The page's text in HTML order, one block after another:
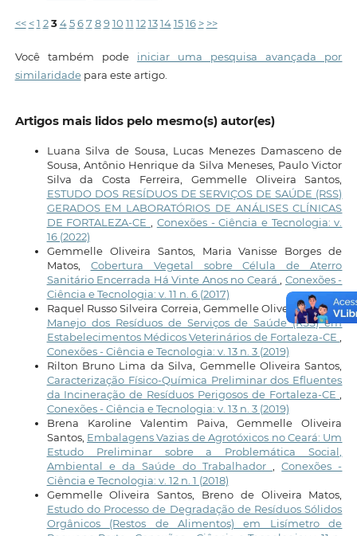
<< < 1 2 3 4 5 6 7 8 9 10 11 12 13 14 15 16 > >>
Você também pode iniciar uma pesquisa avançada por
similaridadepara este artigo.
Artigos mais lidos pelo mesmo(s) autor(es)
Luana Silva de Sousa, Lucas Menezes Damasceno de
Sousa, Antônio Henrique da Silva Meneses, Paulo Victor
Silva da Costa Ferreira, Gemmelle Oliveira Santos,
ESTUDO DOS RESÍDUOS DE SERVIÇOS DE SAÚDE (RSS)
GERADOS EM LABORATÓRIOS DE ANÁLISES CLÍNICAS
DE FORTALEZA-CE
Conexões - Ciência e Tecnologia: v.
16 (2022)
Gemmelle Oliveira Santos, Maria Vanisse Borges de
Matos, Cobertura Vegetal sobre Célula de Aterro
Sanitário Encerrada Há Vinte Anos no Ceará
Conexões -
Ciência e Tecnologia: v. 11 n. 6 (2017)
Raquel Russo Silveira Correia, Gemmelle Oliveira Santos,
Manejo dos Resíduos de Serviços de Saúde (RSS) em
Estabelecimentos Médicos Veterinários de Fortaleza-CE
Conexões - Ciência e Tecnologia: v. 13 n. 3 (2019)
Rilton Bruno Lima da Silva, Gemmelle Oliveira Santos,
Caracterização Físico-Química Preliminar dos Efluentes
da Incineração de Resíduos Perigosos de Fortaleza-CE
Conexões - Ciência e Tecnologia: v. 13 n. 3 (2019)
Brena Karoline Valentim Paiva, Gemmelle Oliveira
Santos, Embalagens Vazias de Agrotóxicos no Ceará: Um
Estudo Preliminar sobre a Problemática Social,
Ambiental e da Saúde do Trabalhador
,Conexões -
Ciência e Tecnologia: v. 12 n. 1 (2018)
Gemmelle Oliveira Santos, Breno de Oliveira Matos,
Estudo do Processo de Degradação de Resíduos Sólidos
Orgânicos (Restos de Alimentos) em Lisímetro de